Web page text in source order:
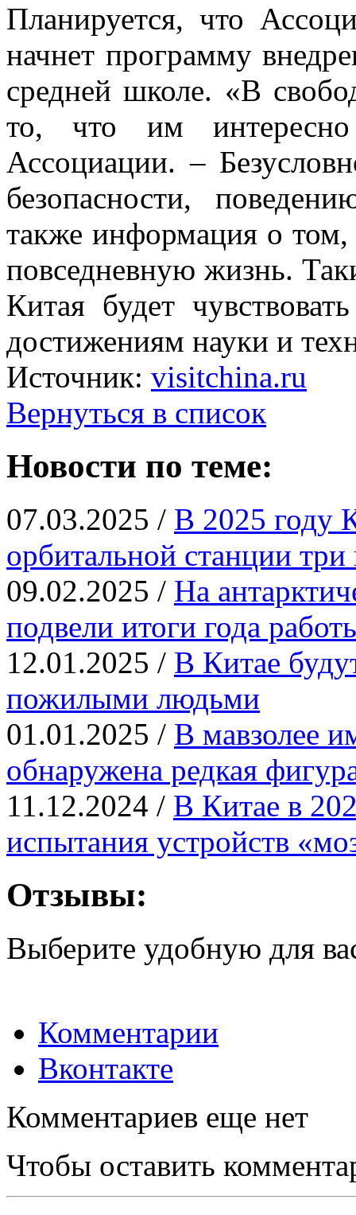
Планируется, что
начнет программу
средней школе. «В
то, что им интересно
Ассоциации. –
безопасности,
также информация о том,
повседневную жизнь.
Китая будет
достижениям науки и
Источник: visitchina.ru
Вернуться в список
Новости по теме:
07.03.2025 / В 2025 году
орбитальной станции три
09.02.2025 / На
подвели итоги года
12.01.2025 / В Китае
пожилыми людьми
01.01.2025 / В мавзолее
обнаружена редкая
11.12.2024 / В Китае в
испытания устройств
Отзывы:
Выберите удобную для
Комментарии
Вконтакте
Комментариев еще нет
Чтобы оставить